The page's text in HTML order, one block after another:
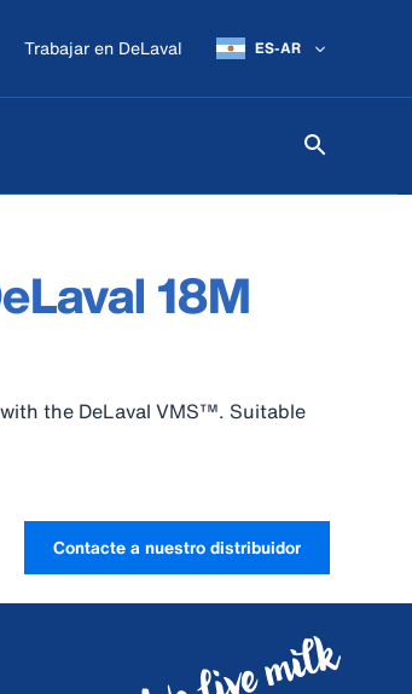
Trabajar en DeLaval ES-AR
18M
the DeLaval VMS™. Suitable
Contacte a nuestro distribuidor